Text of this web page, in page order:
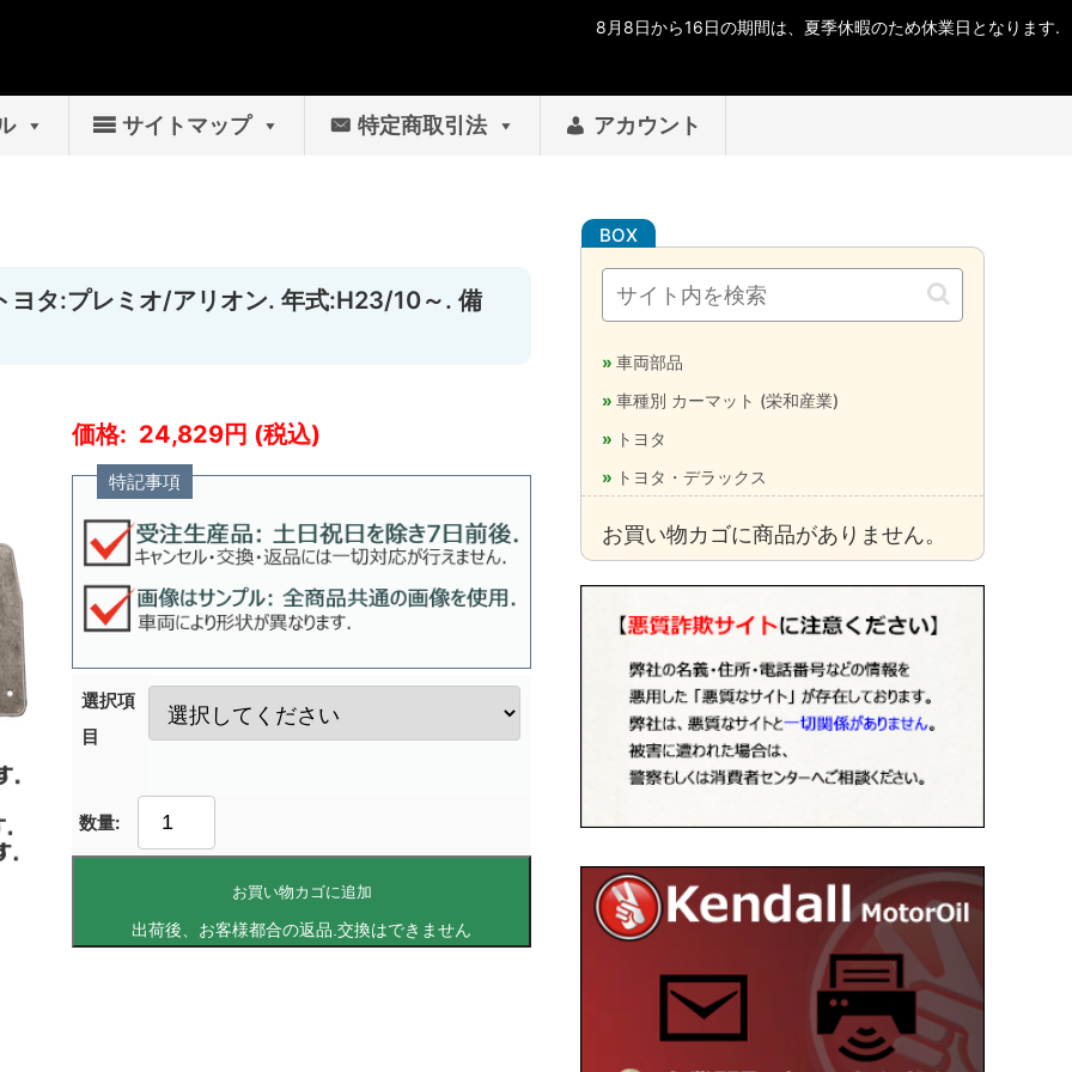
サイトマップ 特定商取引法 アカウント
ヨタ:プレミオ/アリオン. 年式:H23/10～. 備
24,829
特記事項
選択項
目
お買い物カゴに追加
車両部品
車種別 カーマット (栄和産業)
トヨタ
トヨタ・デラックス
お買い物カゴに商品がありません。